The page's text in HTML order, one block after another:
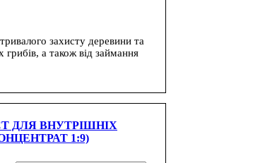
захисту деревини та
грибів, а також від займання
ДЛЯ ВНУТРІШНІХ
1:9)